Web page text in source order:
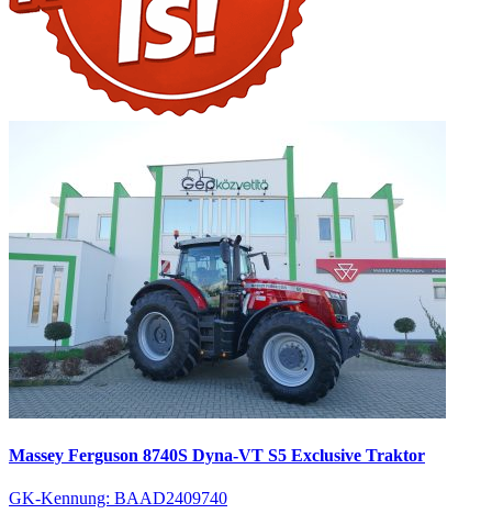
Massey Ferguson 8740S Dyna-VT S5 Exclusive Traktor
GK-Kennung: BAAD2409740